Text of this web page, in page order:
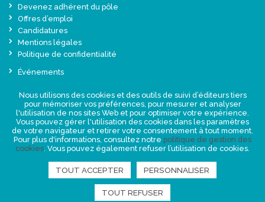
Devenez adhérent du pôle
Offres d’emploi
Candidatures
Mentions légales
Politique de confidentialité
Événements
Une offre globale sur-mesure
Presse
NEWSLETTER
RETROUVEZ-NOUS
Nous utilisons des cookies et des outils de suivi d’éditeurs tiers
pour mémoriser vos préférences, pour mesurer et analyser
l'utilisation de nos sites Web et pour optimiser votre expérience.
Vous pouvez gérer l'utilisation des cookies dans les paramètres
de votre navigateur et retirer votre consentement à tout moment.
Pour plus d'informations, consultez notre politique de gestion des
cookies. Vous pouvez également refuser l’utilisation de cookies.
TOUT ACCEPTER PERSONNALISER
TOUT REFUSER